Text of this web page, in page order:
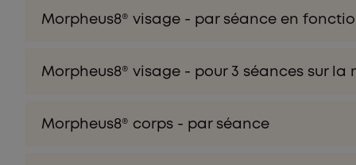
Morpheus8® visage - par séance en
Morpheus8® visage - pour 3 séances sur la
Morpheus8® corps - par séance